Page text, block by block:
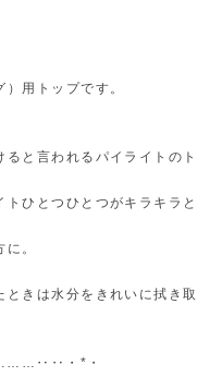
用トップです。
と言われるパイライトのト
ひとつひとつがキラキラと
。
きは水分をきれいに拭き取
・*・